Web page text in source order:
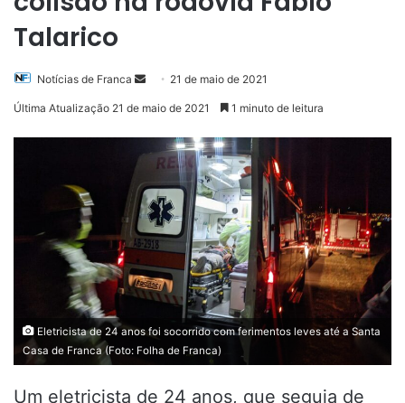
Talarico
Notícias de Franca
Mande21 de maio de 2021
Última Atualização 21 de maio de 2021 1 minuto de leitura
Eletricista de 24 anos foi socorrido com ferimentos leves até a Santa
Casa de Franca (Foto: Folha de Franca)
Um eletricista de 24 anos, que seguia de